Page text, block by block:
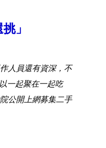
」
人員還有資深，不
一起聚在一起吃
公開上網募集二手